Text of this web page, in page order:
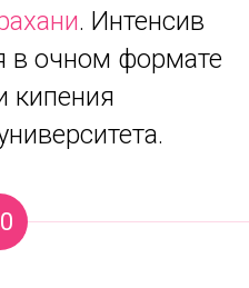
. Интенсив
в очном формате
кипения